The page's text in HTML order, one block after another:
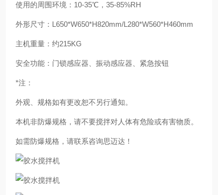
使用的周围环境：10-35℃，35-85%RH
外形尺寸：L650*W650*H820mm/L280*W560*H460mm
主机重量：约215KG
安全功能：门锁感应器、振动感应器、紧急按钮
*注：
外观、规格如有更改恕不另行通知。
本机非防爆规格，请不要搅拌对人体有危险或有害物质。
如需防爆规格，请联系咨询思迈达！